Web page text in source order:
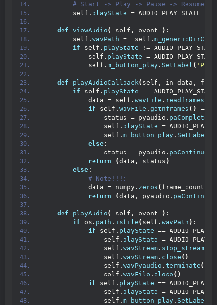
# Start -> Play -> Pause -> Resume ->
        self.
playState =
def viewAudio ( self, event ) :
        self.
wavPath =  self.
if self. playState !=
            self.
playState =
            self.
m_button_play . SetLabel (
def playAudioCallback( self, in_data,
if self. playState ==
            data = self.
wavFile . readframes
if self. wavFile . getnframes ()
==
                status = pyaudio.
paComplete
                self.
playState =
                self.
m_button_play . SetLabel
else :
                status = pyaudio.
paContinue
return
(data, status )
else :
# Note!!!:
            data = numpy.
zeros (
return
(data, pyaudio. paContinue
def playAudio ( self, event ) :
if os. path . isfile ( self. wavPath ) :
if self. playState ==
                self.
playState =
                self.
wavStream . stop_stream
                self.
wavStream . close ()
                self.
wavPyaudio . terminate ()
                self.
wavFile . close ()
if self. playState ==
                self.
playState =
                self.
m_button_play . SetLabel